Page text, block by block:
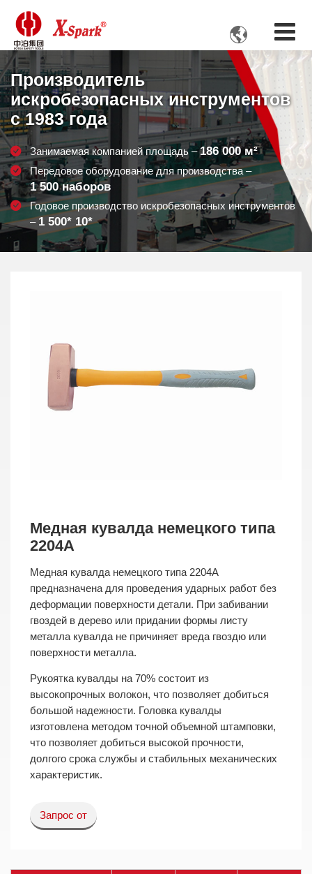

Производитель
искробезопасных инструментов
с 1983 года
Занимаемая компанией площадь –186 000м²
Передовое оборудование для производства –
1 500наборов
Годовое производство искробезопасных инструментов
– 1 500* 10*
Медная кувалда немецкого типа
2204A
Медная кувалда немецкого типа 2204A
предназначена для проведения ударных работ без
деформации поверхности детали. При забивании
гвоздей в дерево или придании формы листу
металла кувалда не причиняет вреда гвоздю или
поверхности металла.
Рукоятка кувалды на 70% состоит из
высокопрочных волокон, что позволяет добиться
большой надежности. Головка кувалды
изготовлена методом точной объемной штамповки,
что позволяет добиться высокой прочности,
долгого срока службы и стабильных механических
характеристик.
Запрос от